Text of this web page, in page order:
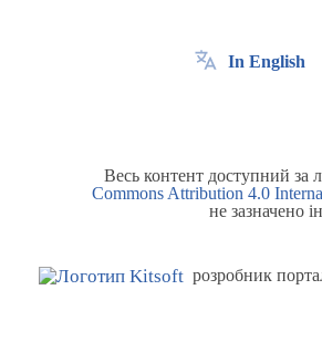
In English
Весь контент доступний за
Commons Attribution 4.0
не зазначено
розробник